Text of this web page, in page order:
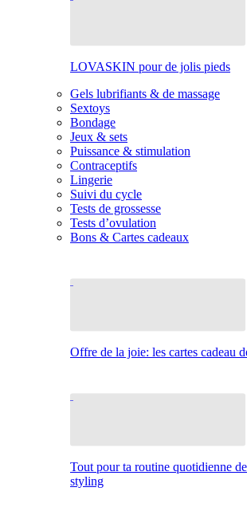
LOVASKIN pour de jolis pieds
Gels lubrifiants & de massage
Sextoys
Bondage
Jeux & sets
Puissance & stimulation
Contraceptifs
Lingerie
Suivi du cycle
Tests de grossesse
Tests d’ovulation
Bons & Cartes cadeaux
Offre de la joie: les cartes cadeau
Tout pour ta routine quotidienne
styling